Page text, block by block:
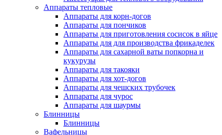
Аппараты тепловые
Аппараты для корн-догов
Аппараты для пончиков
Аппараты для приготовления сосисок в яйце
Аппараты для для производства фрикаделек
Аппараты для сахарной ваты попкорна и
кукурузы
Аппараты для такояки
Аппараты для хот-догов
Аппараты для чешских трубочек
Аппараты для чурос
Аппараты для шаурмы
Блинницы
Блинницы
Вафельницы